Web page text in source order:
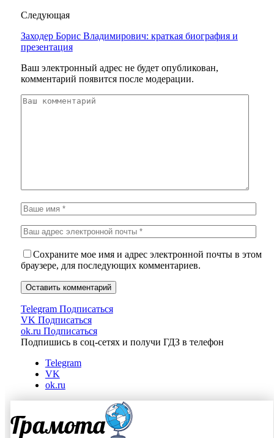
Следующая
Заходер Борис Владимирович: краткая биография и
презентация
Ваш электронный адрес не будет опубликован,
комментарий появится после модерации.
Сохраните мое имя и адрес электронной почты в этом
браузере, для последующих комментариев.
Telegram Подписаться
VK Подписаться
ok.ru Подписаться
Подпишись в соц-сетях и получи ГДЗ в телефон
Telegram
VK
ok.ru